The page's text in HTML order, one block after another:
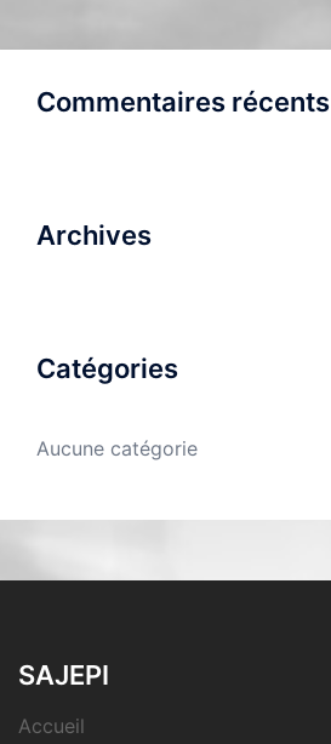
Commentaires récents
Archives
Catégories
Aucune catégorie
SAJEPI
Accueil